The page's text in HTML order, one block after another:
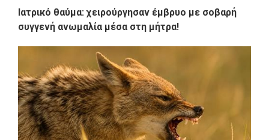
Ιατρικό θαύμα: χειρούργησαν έμβρυο με σοβαρή
συγγενή ανωμαλία μέσα στη μήτρα!